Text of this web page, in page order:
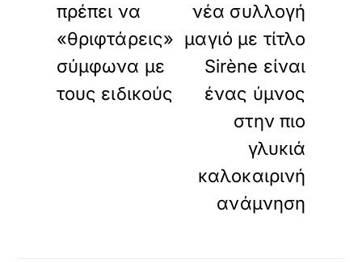
πρέπει να
«θριφτάρεις»
σύμφωνα με
τους ειδικούς
νέα συλλογή
μαγιό με τίτλο
Sirène είναι
ένας ύμνος
στην πιο
γλυκιά
καλοκαιρινή
ανάμνηση